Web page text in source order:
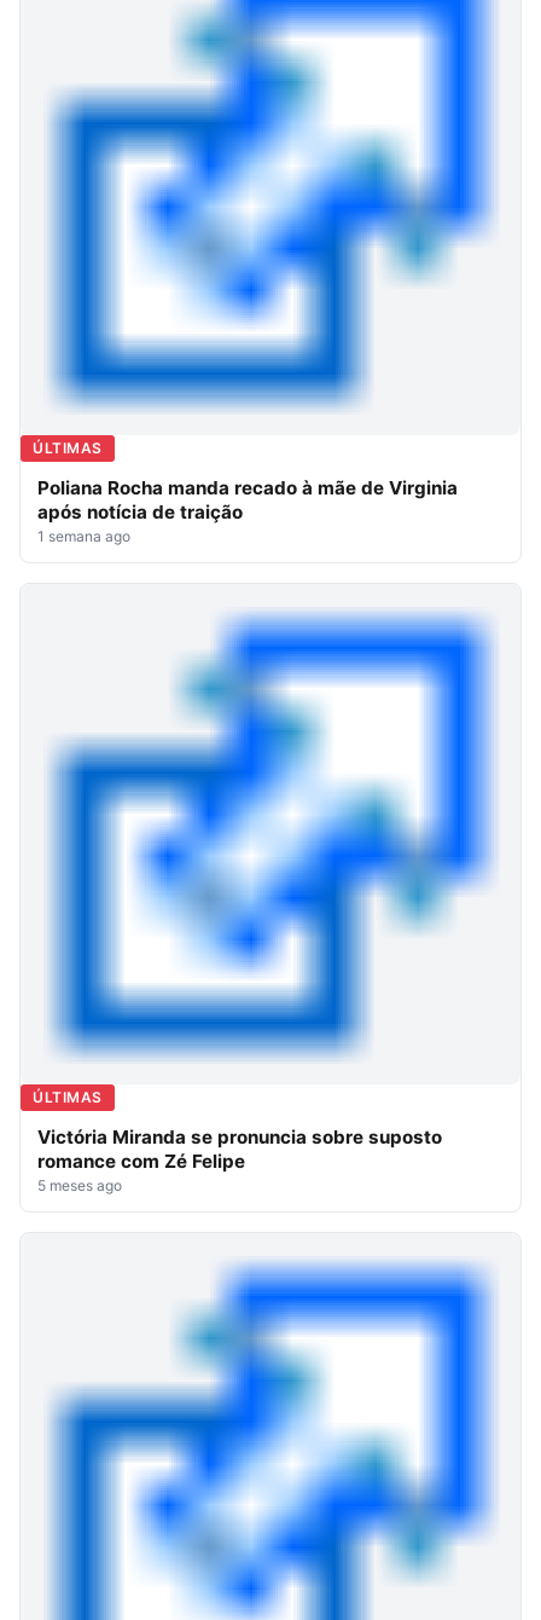
ÚLTIMAS
Poliana Rocha manda recado à mãe de Virginia
após notícia de traição
1 semana ago
ÚLTIMAS
Victória Miranda se pronuncia sobre suposto
romance com Zé Felipe
5 meses ago